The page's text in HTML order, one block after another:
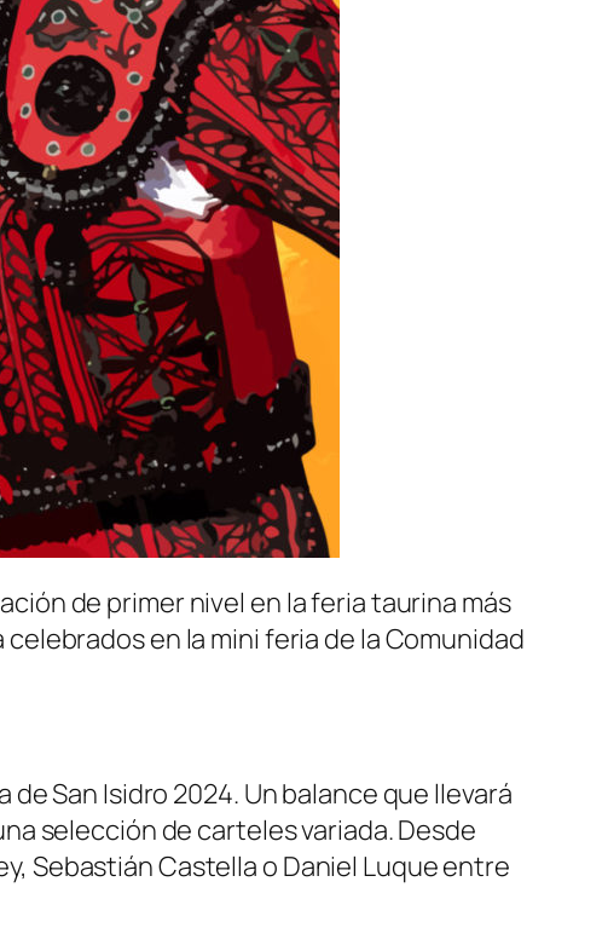
de primer nivel en la feria taurina más
en la mini feria de la Comunidad
San Isidro 2024. Un balance que llevará
selección de carteles variada. Desde
Sebastián Castella o Daniel Luque entre